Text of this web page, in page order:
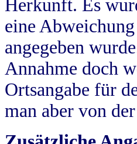
Herkunft. Es
eine
angegeben
Annahme doch
Ortsangabe für
man aber von